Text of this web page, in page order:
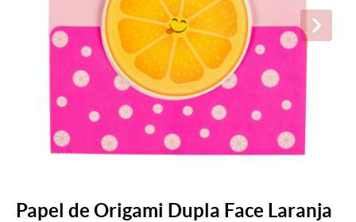
Papel de Origami Dupla Face Laranja